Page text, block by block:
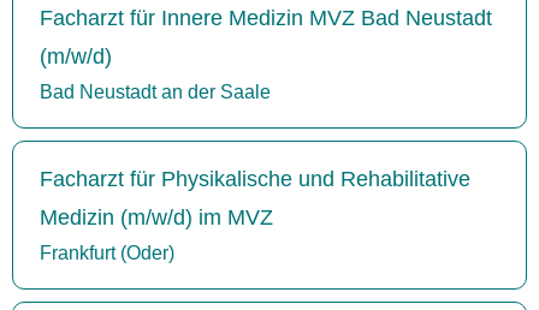
Facharzt für Innere Medizin MVZ Bad Neustadt
(m/w/d)
Bad Neustadt an der Saale
Facharzt für Physikalische und Rehabilitative
Medizin (m/w/d) im MVZ
Frankfurt (Oder)